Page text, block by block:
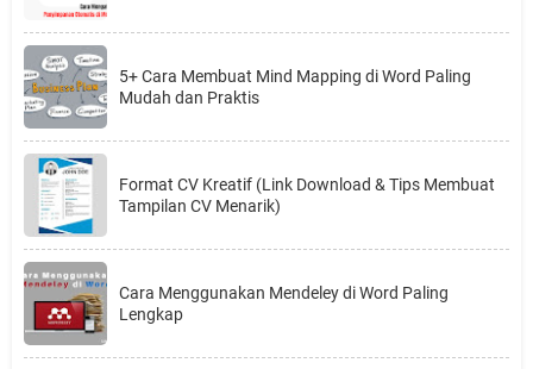
5+ Cara Membuat Mind Mapping di Word Paling
Mudah dan Praktis
Format CV Kreatif (Link Download & Tips Membuat
Tampilan CV Menarik)
Cara Menggunakan Mendeley di Word Paling
Lengkap